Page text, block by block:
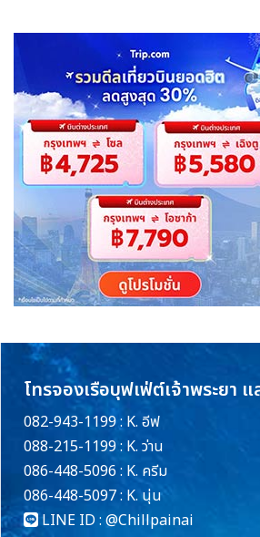
โทรจองเรือบุฟเฟ่ต์เจ้าพระยา แ
082-943-1199 : K. อีฟ
088-215-1199 : K. ว่าน
086-448-5096 : K. ครีม
086-448-5097 : K. นุ่น
LINE ID : @Chillpainai